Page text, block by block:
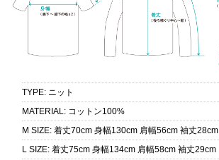
TYPE: ニット
MATERIAL: コットン100%
M SIZE: 着丈70cm 身幅130cm 肩幅56cm 袖丈28cm
L SIZE: 着丈75cm 身幅134cm 肩幅58cm 袖丈29cm